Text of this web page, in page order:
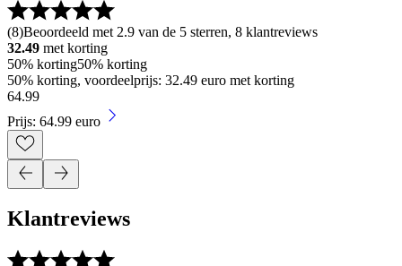
(8)Beoordeeld met 2.9 van de 5 sterren, 8 klantreviews
32.49 met korting
50% korting50% korting
50% korting, voordeelprijs: 32.49 euro met korting
64.99
Prijs: 64.99 euro
Klantreviews